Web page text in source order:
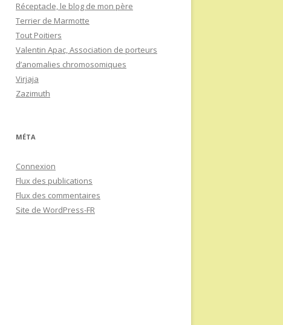
Réceptacle, le blog de mon père
Terrier de Marmotte
Tout Poitiers
Valentin Apac, Association de porteurs
d’anomalies chromosomiques
Virjaja
Zazimuth
MÉTA
Connexion
Flux des publications
Flux des commentaires
Site de WordPress-FR